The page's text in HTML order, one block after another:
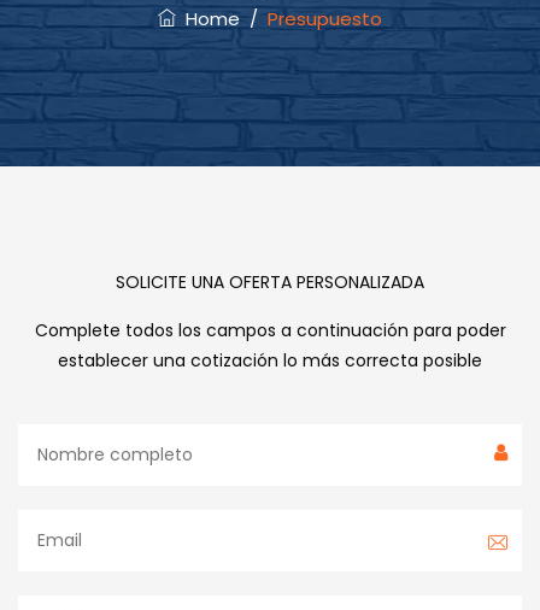
Home/ Presupuesto
SOLICITE UNA OFERTA PERSONALIZADA
Complete todos los campos a continuación para poder
establecer una cotización lo más correcta posible